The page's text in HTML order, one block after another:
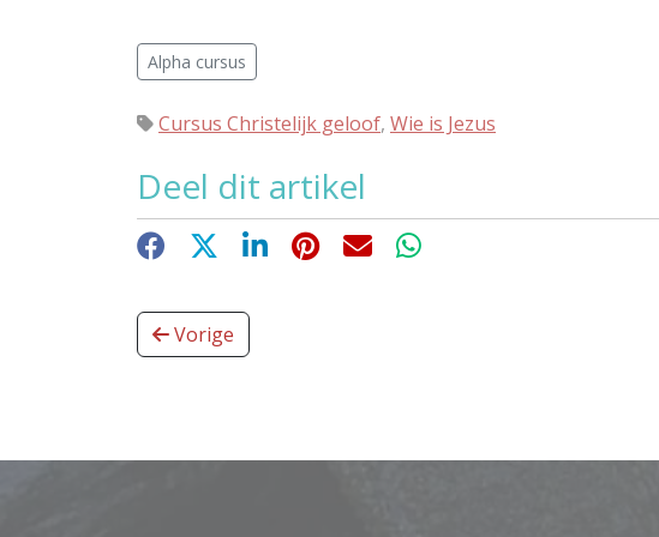
Alpha cursus
Cursus Christelijk geloof, Wie is Jezus
Deel dit artikel
Facebook LinkedInPinterestE-mailWhatsApp
Vorige